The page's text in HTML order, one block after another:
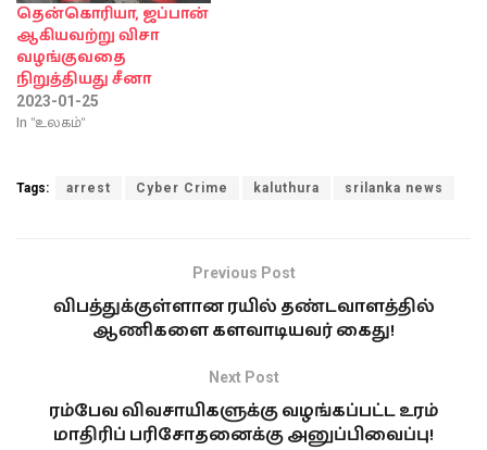
தென்கொரியா, ஜப்பான்
ஆகியவற்று விசா
வழங்குவதை
நிறுத்தியது சீனா
2023-01-25
In "உலகம்"
Tags: arrest Cyber Crime kaluthura srilanka news
Previous Post
விபத்துக்குள்ளான ரயில் தண்டவாளத்தில்
ஆணிகளை களவாடியவர் கைது!
Next Post
ரம்பேவ விவசாயிகளுக்கு வழங்கப்பட்ட உரம்
மாதிரிப் பரிசோதனைக்கு அனுப்பிவைப்பு!